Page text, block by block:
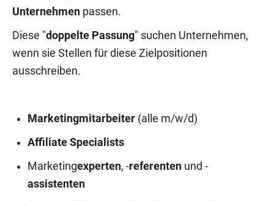
Unternehmen passen.
Diese "doppelte Passung" suchen Unternehmen,
wenn sie Stellen für diese Zielpositionen
ausschreiben.
Marketingmitarbeiter (alle m/w/d)
Affiliate Specialists
Marketingexperten, -referenten und -
assistenten